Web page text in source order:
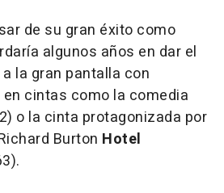
de su gran éxito como
algunos años en dar el
la gran pantalla con
cintas como la comedia
o la cinta protagonizada por
Burton Hotel